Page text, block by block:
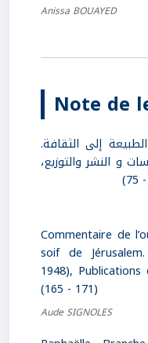
Anissa BOUAYED
Note de
إلى الثقافة.
و النشر والتوزيع،
Commentaire de
soif de
1948),
(165 - 171)
Aude SIGNOLES